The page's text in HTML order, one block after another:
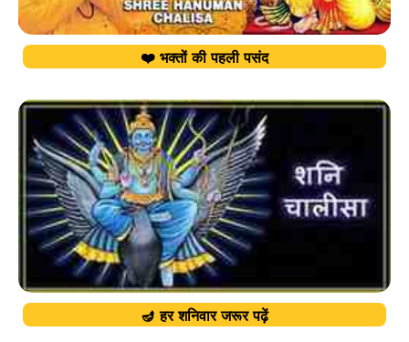
❤️ भक्तों की पहली पसंद
🪔 हर शनिवार जरूर पढ़ें